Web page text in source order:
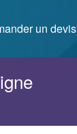
un devis